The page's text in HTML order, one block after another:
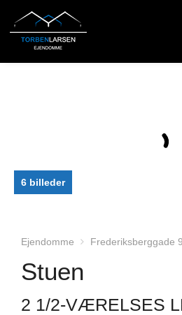
6 billeder
Ejendomme Frederiksberggade 9
Stuen
2 1/2-VÆRELSES